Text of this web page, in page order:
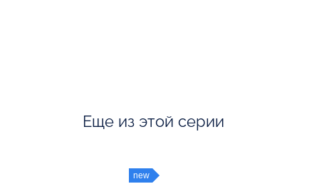
Еще из этой серии
new